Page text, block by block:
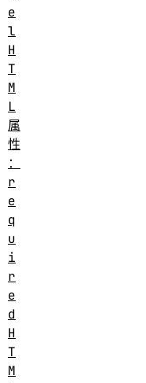
e
l
H
T
M
L
属
性
：
r
e
q
u
i
r
e
d
H
T
M